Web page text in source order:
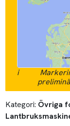
i
Kategori: Övriga